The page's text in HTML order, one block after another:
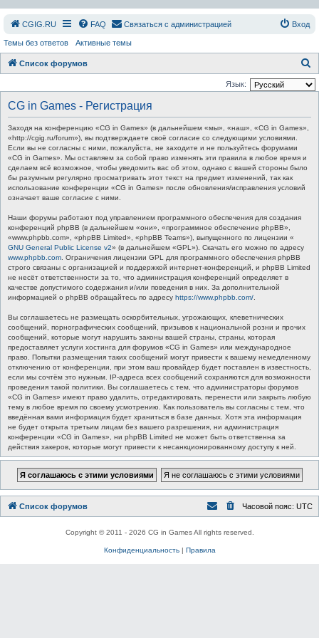
СGIG.RU FAQ Связаться с администрацией Вход
Темы без ответов Активные темы
Список форумов
о
Язык:
CG in Games - Регистрация
Заходя на конференцию «CG in Games» (в дальнейшем «мы», «наш», «CG in Games»,
«http://cgig.ru/forum»), вы подтверждаете своё согласие со следующими условиями.
Если вы не согласны с ними, пожалуйста, не заходите и не пользуйтесь форумами
«CG in Games». Мы оставляем за собой право изменять эти правила в любое время и
сделаем всё возможное, чтобы уведомить вас об этом, однако с вашей стороны было
бы разумным регулярно просматривать этот текст на предмет изменений, так как
использование конференции «CG in Games» после обновления/исправления условий
означает ваше согласие с ними.
Наши форумы работают под управлением программного обеспечения для создания
конференций phpBB (в дальнейшем «они», «программное обеспечение phpBB»,
«www.phpbb.com», «phpBB Limited», «phpBB Teams»), выпущенного по лицензии «
GNU General Public License v2» (в дальнейшем «GPL»). Скачать его можно по адресу
www.phpbb.com . Ограничения лицензии GPL для программного обеспечения phpBB
строго связаны с организацией и поддержкой интернет-конференций, и phpBB Limited
не несёт ответственности за то, что администрация конференций определяет в
качестве допустимого содержания и/или поведения в них. За дополнительной
информацией о phpBB обращайтесь по адресу https://www.phpbb.com/
Вы соглашаетесь не размещать оскорбительных, угрожающих, клеветнических
сообщений, порнографических сообщений, призывов к национальной розни и прочих
сообщений, которые могут нарушить законы вашей страны, страны, которая
предоставляет услуги хостинга для форумов «CG in Games» или международное
право. Попытки размещения таких сообщений могут привести к вашему немедленному
отключению от конференции, при этом ваш провайдер будет поставлен в известность,
если мы сочтём это нужным. IP-адреса всех сообщений сохраняются для возможности
проведения такой политики. Вы соглашаетесь с тем, что администраторы форумов
«CG in Games» имеют право удалить, отредактировать, перенести или закрыть любую
тему в любое время по своему усмотрению. Как пользователь вы согласны с тем, что
введённая вами информация будет храниться в базе данных. Хотя эта информация
не будет открыта третьим лицам без вашего разрешения, ни администрация
конференции «CG in Games», ни phpBB Limited не может быть ответственна за
действия хакеров, которые могут привести к несанкционированному доступу к ней.
Список форумов Часовой пояс: UTC
Copyright © 2011 - 2026 CG in Games All rights reserved.
Конфиденциальность| Правила